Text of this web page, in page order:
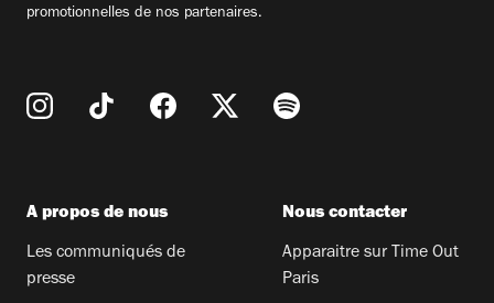
promotionnelles de nos partenaires.
A propos de nous
Les communiqués de
presse
Nous contacter
Apparaitre sur Time Out
Paris